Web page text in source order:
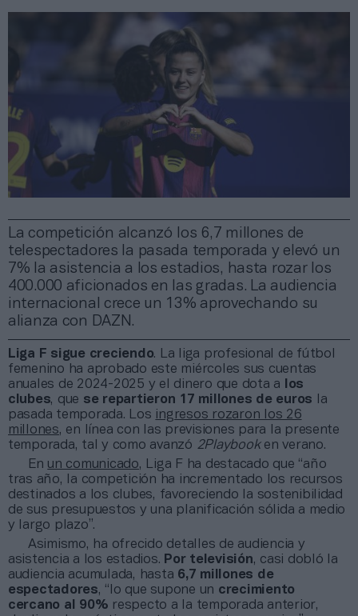
La competición alcanzó los 6,7 millones de
telespectadores la pasada temporada y elevó un
7% la asistencia a los estadios, hasta rozar los
400.000 aficionados en las gradas. La audiencia
internacional crece un 13% aprovechando su
alianza con DAZN.
Liga F sigue creciendo. La liga profesional de fútbol
femenino ha aprobado este miércoles sus cuentas
anuales de 2024-2025 y el dinero que dota a
los
clubes, que se repartieron 17 millones de euros la
pasada temporada. Los ingresos rozaron los 26
millones, en línea con las previsiones para la presente
temporada, tal y como avanzó 2Playbooken verano.
En un comunicado, Liga F ha destacado que “año
tras año, la competición ha incrementado los recursos
destinados a los clubes, favoreciendo la sostenibilidad
de sus presupuestos y una planificación sólida a medio
y largo plazo”.
Asimismo, ha ofrecido detalles de audiencia y
asistencia a los estadios. Por televisión, casi dobló la
audiencia acumulada, hasta 6,7 millones de
espectadores, “lo que supone un crecimiento
cercano al 90% respecto a la temporada anterior,